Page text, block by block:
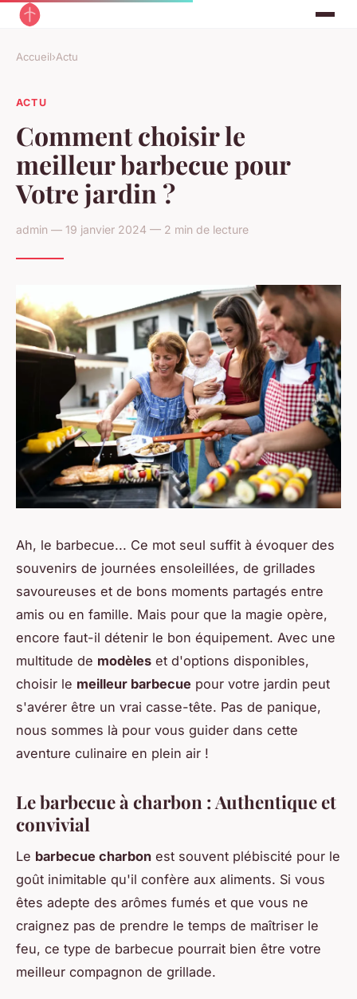
Accueil›Actu
ACTU
Comment choisir le
meilleur barbecue pour
Votre jardin ?
admin — 19 janvier 2024 — 2 min de lecture
Ah, le barbecue... Ce mot seul suffit à évoquer des
souvenirs de journées ensoleillées, de grillades
savoureuses et de bons moments partagés entre
amis ou en famille. Mais pour que la magie opère,
encore faut-il détenir le bon équipement. Avec une
multitude de modèles et d'options disponibles,
choisir le meilleur barbecue pour votre jardin peut
s'avérer être un vrai casse-tête. Pas de panique,
nous sommes là pour vous guider dans cette
aventure culinaire en plein air !
Le barbecue à charbon : Authentique et
convivial
Le barbecue charbon est souvent plébiscité pour le
goût inimitable qu'il confère aux aliments. Si vous
êtes adepte des arômes fumés et que vous ne
craignez pas de prendre le temps de maîtriser le
feu, ce type de barbecue pourrait bien être votre
meilleur compagnon de grillade.